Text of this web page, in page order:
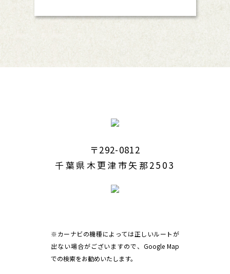
〒292-0812
千葉県木更津市矢那2503
※カーナビの機種によっては正しいルートが
出ない場合がございますので、Google Map
での検索をお勧めいたします。